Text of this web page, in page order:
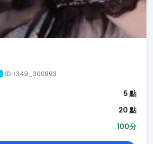
ID: i349_300893
5 點
20 點
100分